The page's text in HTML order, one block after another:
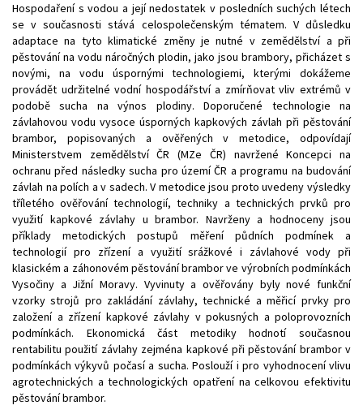
Hospodaření s vodou a její nedostatek v posledních suchých létech
se v současnosti stává celospolečenským tématem. V důsledku
adaptace na tyto klimatické změny je nutné v zemědělství a při
pěstování na vodu náročných plodin, jako jsou brambory, přicházet s
novými, na vodu úspornými technologiemi, kterými dokážeme
provádět udržitelné vodní hospodářství a zmírňovat vliv extrémů v
podobě sucha na výnos plodiny. Doporučené technologie na
závlahovou vodu vysoce úsporných kapkových závlah při pěstování
brambor, popisovaných a ověřených v metodice, odpovídají
Ministerstvem zemědělství ČR (MZe ČR) navržené Koncepci na
ochranu před následky sucha pro území ČR a programu na budování
závlah na polích a v sadech. V metodice jsou proto uvedeny výsledky
tříletého ověřování technologií, techniky a technických prvků pro
využití kapkové závlahy u brambor. Navrženy a hodnoceny jsou
příklady metodických postupů měření půdních podmínek a
technologií pro zřízení a využití srážkové i závlahové vody při
klasickém a záhonovém pěstování brambor ve výrobních podmínkách
Vysočiny a Jižní Moravy. Vyvinuty a ověřovány byly nové funkční
vzorky strojů pro zakládání závlahy, technické a měřicí prvky pro
založení a zřízení kapkové závlahy v pokusných a poloprovozních
podmínkách. Ekonomická část metodiky hodnotí současnou
rentabilitu použití závlahy zejména kapkové při pěstování brambor v
podmínkách výkyvů počasí a sucha. Poslouží i pro vyhodnocení vlivu
agrotechnických a technologických opatření na celkovou efektivitu
pěstování brambor.